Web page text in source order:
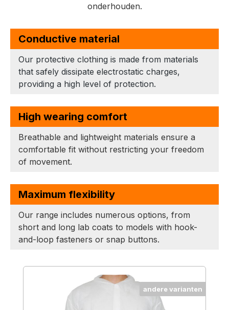
onderhouden.
Conductive material
Our protective clothing is made from materials
that safely dissipate electrostatic charges,
providing a high level of protection.
High wearing comfort
Breathable and lightweight materials ensure a
comfortable fit without restricting your freedom
of movement.
Maximum flexibility
Our range includes numerous options, from
short and long lab coats to models with hook-
and-loop fasteners or snap buttons.
andere varianten